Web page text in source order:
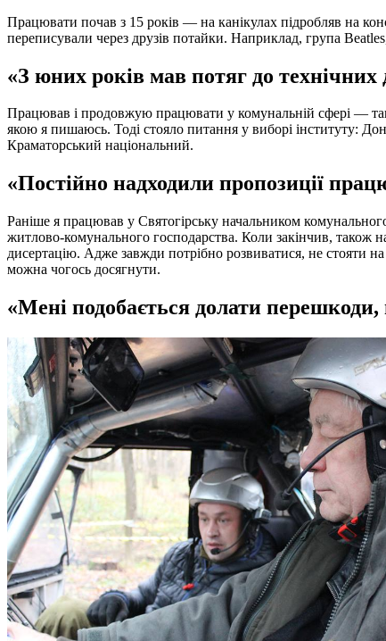
Працювати почав з 15 років — на канікулах підробляв на
переписували через друзів потайки. Наприклад, група
«З юних років мав потяг до технічних
Працював і продовжую працювати у комунальній сфері —
якою я пишаюсь. Тоді стояло питання у виборі інституту:
Краматорський національний.
«Постійно надходили пропозиції
Раніше я працював у Святогірську начальником
житлово-комунального господарства. Коли закінчив, також
дисертацію. Адже завжди потрібно розвиватися, не
можна чогось досягнути.
«Мені подобається долати перешкоди,